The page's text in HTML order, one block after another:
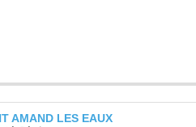
AMAND LES EAUX